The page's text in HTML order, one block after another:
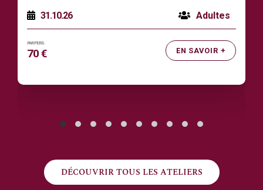
Adultes
31.10.26
EN SAVOIR +
70 €
DÉCOUVRIR TOUS LES ATELIERS